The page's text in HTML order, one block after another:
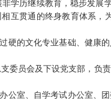
学历继续教育，稳步发展
互贯通的终身教育体系，
硬的文化专业基础、健康
委员会及下设党支部，负
室、自学考试办公室、